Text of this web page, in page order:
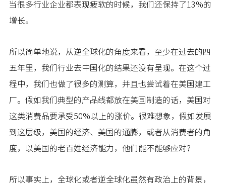
当很多行业企业都表现疲软的时候，我们还保持了13%的
增长。
所以简单地说，从逆全球化的角度来看，至少在过去的四
五年里，我们行业去中国化的结果还没有呈现。在这个过
程中，我们也做了很多的测算，并且也尝试着在美国建工
厂。假如我们典型的产品线都放在美国制造的话，美国对
这类消费品要承受50%以上的涨价。很难想象，假如发展
到这层级，美国的经济、美国的通膨，或者从消费者的角
度，以美国的老百姓经济能力，他们能不能够应对？
所以事实上，全球化或者逆全球化虽然有政治上的背景，